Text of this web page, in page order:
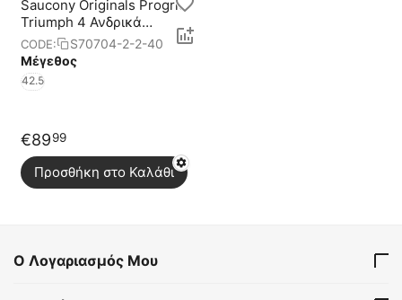
Saucony Originals Progrid
Triumph 4 Ανδρικά
Παπούτσια
CODE:
S70704-2-2-40
Μέγεθος
42.5
€8999
Προσθήκη στο Καλάθι
Ο Λογαριασμός Μου